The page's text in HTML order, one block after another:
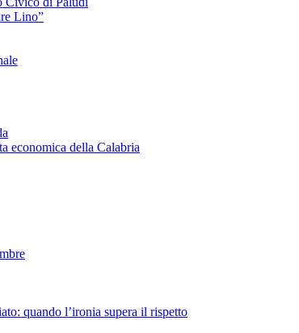
Lino”
economica della Calabria
quando l’ironia supera il rispetto